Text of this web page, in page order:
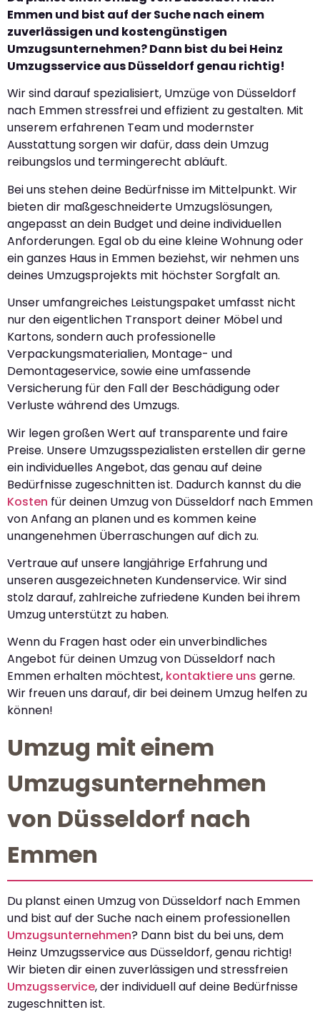
Emmen und bist auf der Suche nach einem
zuverlässigen und kostengünstigen
Umzugsunternehmen? Dann bist du bei Heinz
Umzugsservice aus Düsseldorf genau richtig!
Wir sind darauf spezialisiert, Umzüge von Düsseldorf
nach Emmen stressfrei und effizient zu gestalten. Mit
unserem erfahrenen Team und modernster
Ausstattung sorgen wir dafür, dass dein Umzug
reibungslos und termingerecht abläuft.
Bei uns stehen deine Bedürfnisse im Mittelpunkt. Wir
bieten dir maßgeschneiderte Umzugslösungen,
angepasst an dein Budget und deine individuellen
Anforderungen. Egal ob du eine kleine Wohnung oder
ein ganzes Haus in Emmen beziehst, wir nehmen uns
deines Umzugsprojekts mit höchster Sorgfalt an.
Unser umfangreiches Leistungspaket umfasst nicht
nur den eigentlichen Transport deiner Möbel und
Kartons, sondern auch professionelle
Verpackungsmaterialien, Montage- und
Demontageservice, sowie eine umfassende
Versicherung für den Fall der Beschädigung oder
Verluste während des Umzugs.
Wir legen großen Wert auf transparente und faire
Preise. Unsere Umzugsspezialisten erstellen dir gerne
ein individuelles Angebot, das genau auf deine
Bedürfnisse zugeschnitten ist. Dadurch kannst du die
Kosten für deinen Umzug von Düsseldorf nach Emmen
von Anfang an planen und es kommen keine
unangenehmen Überraschungen auf dich zu.
Vertraue auf unsere langjährige Erfahrung und
unseren ausgezeichneten Kundenservice. Wir sind
stolz darauf, zahlreiche zufriedene Kunden bei ihrem
Umzug unterstützt zu haben.
Wenn du Fragen hast oder ein unverbindliches
Angebot für deinen Umzug von Düsseldorf nach
Emmen erhalten möchtest, kontaktiere uns gerne.
Wir freuen uns darauf, dir bei deinem Umzug helfen zu
können!
Umzug mit einem
Umzugsunternehmen
von Düsseldorf nach
Emmen
Du planst einen Umzug von Düsseldorf nach Emmen
und bist auf der Suche nach einem professionellen
Umzugsunternehmen? Dann bist du bei uns, dem
Heinz Umzugsservice aus Düsseldorf, genau richtig!
Wir bieten dir einen zuverlässigen und stressfreien
Umzugsservice, der individuell auf deine Bedürfnisse
zugeschnitten ist.